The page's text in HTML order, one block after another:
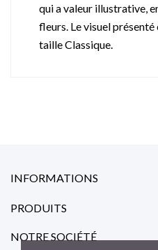
qui a valeur illustrative,
fleurs. Le visuel
taille Classique.
INFORMATIONS
PRODUITS
NOTRE SOCIÉTÉ